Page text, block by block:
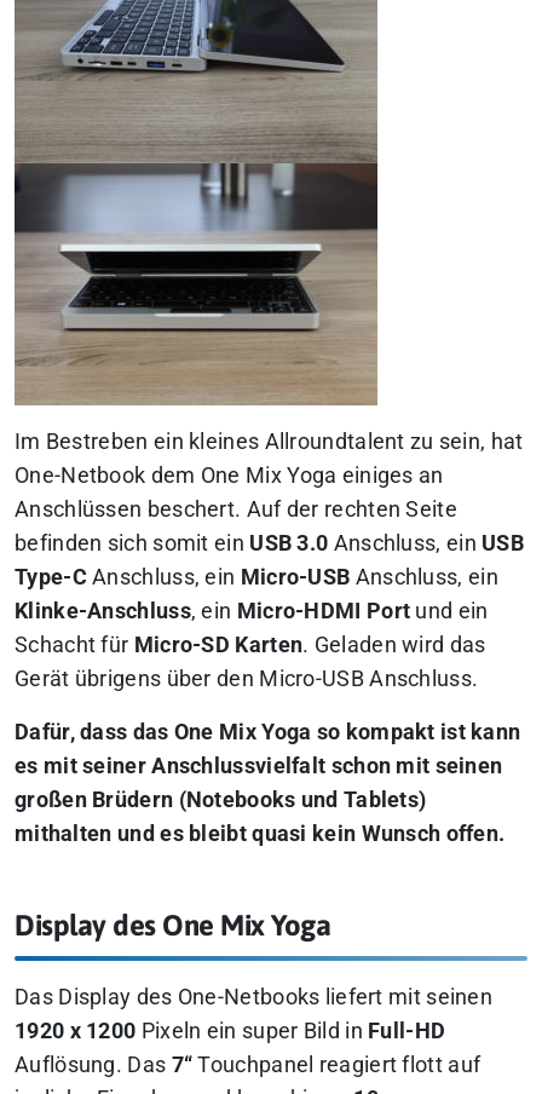
Im Bestreben ein kleines Allroundtalent zu sein, hat
One-Netbook dem One Mix Yoga einiges an
Anschlüssen beschert. Auf der rechten Seite
befinden sich somit ein USB 3.0 Anschluss, ein USB
Type-CAnschluss, ein Micro-USB Anschluss, ein
Klinke-Anschluss, ein Micro-HDMI Port und ein
Schacht für Micro-SD Karten. Geladen wird das
Gerät übrigens über den Micro-USB Anschluss.
Dafür, dass das One Mix Yoga so kompakt ist kann
es mit seiner Anschlussvielfalt schon mit seinen
großen Brüdern (Notebooks und Tablets)
mithalten und es bleibt quasi kein Wunsch offen.
Display des One Mix Yoga
Das Display des One-Netbooks liefert mit seinen
1920 x 1200 Pixeln ein super Bild in Full-HD
Auflösung. Das 7“ Touchpanel reagiert flott auf